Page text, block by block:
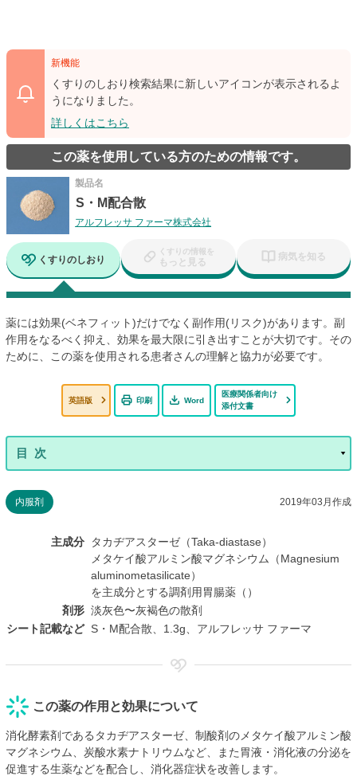
新機能
くすりのしおり検索結果に新しいアイコンが表示されるよ
うになりました。
詳しくはこちら
この薬を使用している方のための情報です。
製品名
S・M配合散
アルフレッサ ファーマ株式会社
くすりのしおり
くすりの情報を
もっと見る 病気を知る
薬には効果(ベネフィット)だけでなく副作用(リスク)があります。副
作用をなるべく抑え、効果を最大限に引き出すことが大切です。その
ために、この薬を使用される患者さんの理解と協力が必要です。
英語版 印刷 Word
医療関係者向け
添付文書
内服剤 2019年03月作成
主成分
タカヂアスターゼ（Taka-diastase）
メタケイ酸アルミン酸マグネシウム（Magnesium
aluminometasilicate）
を主成分とする調剤用胃腸薬（）
剤形 淡灰色〜灰褐色の散剤
シート記載など S・M配合散、1.3g、アルフレッサ ファーマ
この薬の作用と効果について
消化酵素剤であるタカヂアスターゼ、制酸剤のメタケイ酸アルミン酸
マグネシウム、炭酸水素ナトリウムなど、また胃液・消化液の分泌を
促進する生薬などを配合し、消化器症状を改善します。